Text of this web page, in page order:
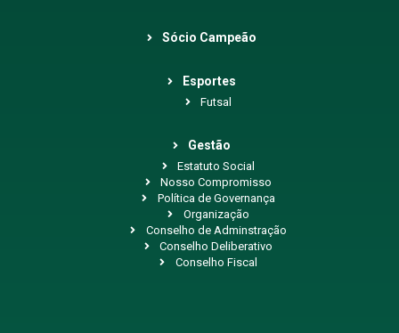
Sócio Campeão
Esportes
Futsal
Gestão
Estatuto Social
Nosso Compromisso
Política de Governança
Organização
Conselho de Adminstração
Conselho Deliberativo
Conselho Fiscal